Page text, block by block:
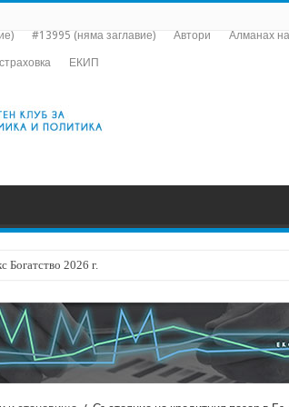
#13995 (няма заглавие) Автори Алманах
ЕКИП
Богатство 2026 г.